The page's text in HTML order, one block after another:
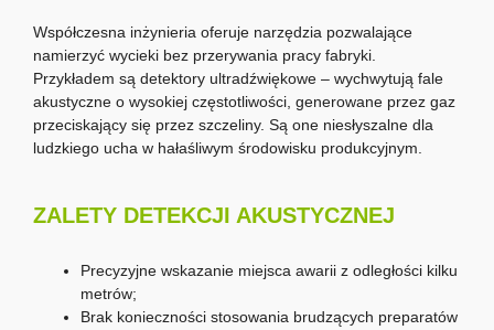
Współczesna inżynieria oferuje narzędzia pozwalające
namierzyć wycieki bez przerywania pracy fabryki.
Przykładem są detektory ultradźwiękowe – wychwytują fale
akustyczne o wysokiej częstotliwości, generowane przez gaz
przeciskający się przez szczeliny. Są one niesłyszalne dla
ludzkiego ucha w hałaśliwym środowisku produkcyjnym.
ZALETY DETEKCJI AKUSTYCZNEJ
Precyzyjne wskazanie miejsca awarii z odległości kilku
metrów;
Brak konieczności stosowania brudzących preparatów